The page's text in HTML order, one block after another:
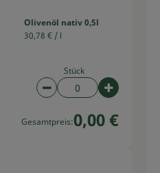
Olivenöl nativ 0,5l
30,78 € / l
Stück
Artikelanzahl
Gesamtpreis:0,00 €